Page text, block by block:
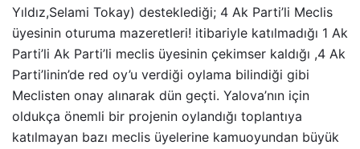
Yıldız,Selami Tokay) desteklediği; 4 Ak Parti’li Meclis
üyesinin oturuma mazeretleri! itibariyle katılmadığı 1 Ak
Parti’li Ak Parti’li meclis üyesinin çekimser kaldığı ,4 Ak
Parti’linin’de red oy’u verdiği oylama bilindiği gibi
Meclisten onay alınarak dün geçti. Yalova’nın için
oldukça önemli bir projenin oylandığı toplantıya
katılmayan bazı meclis üyelerine kamuoyundan büyük